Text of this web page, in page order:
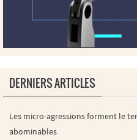
DERNIERS ARTICLES
Les micro-agressions forment le
abominables